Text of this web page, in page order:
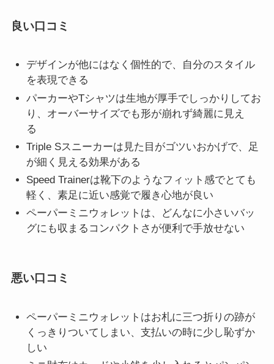
良い口コミ
デザインが他にはなく個性的で、自分のスタイル
を表現できる
パーカーやTシャツは生地が厚手でしっかりしてお
り、オーバーサイズでも形が崩れず綺麗に見え
る
Triple Sスニーカーは見た目がゴツいおかげで、足
が細く見える効果がある
Speed Trainerは靴下のようなフィット感でとても
軽く、素足に近い感覚で履き心地が良い
ペーパーミニウォレットは、どんなに小さいバッ
グにも収まるコンパクトさが便利で手放せない
悪い口コミ
ペーパーミニウォレットはお札に三つ折りの跡が
くっきりついてしまい、支払いの時に少し恥ずか
しい